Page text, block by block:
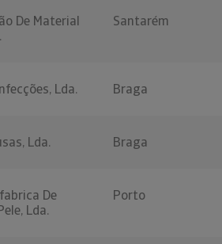
De Material
Santarém
Lda. Braga
Lda. Braga
De
Lda.
Porto